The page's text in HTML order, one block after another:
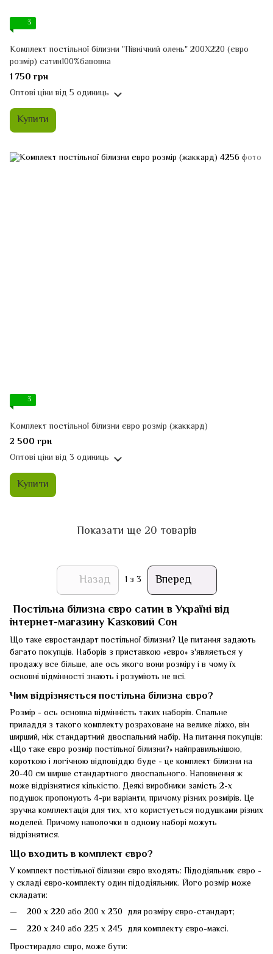
3
Комплект постільної білизни "Північний олень" 200Х220 (євро
розмір) сатин100%бавовна
1 750 грн
Оптові ціни від 5 одиниць
Купити
3
Комплект постільної білизни євро розмір (жаккард)
2 500 грн
Оптові ціни від 3 одиниць
Купити
Показати ще 20 товарів
Назад 1 з 3
Вперед
Постільна білизна євро сатин в Україні від
інтернет-магазину Казковий Сон
Що таке євростандарт постільної білизни? Це питання задають
багато покупців. Наборів з приставкою «євро» з'являється у
продажу все більше, але ось якого вони розміру і в чому їх
основні відмінності знають і розуміють не всі.
Чим відрізняється постільна білизна євро?
Розмір - ось основна відмінність таких наборів. Спальне
приладдя з такого комплекту розраховане на велике ліжко, він
ширший, ніж стандартний двоспальний набір. На питання покупців:
«Що таке євро розмір постільної білизни?» найправильнішою,
короткою і логічною відповіддю буде - це комплект білизни на
20-40 см ширше стандартного двоспального. Наповнення ж
може відрізнятися кількістю. Деякі виробники замість 2-х
подушок пропонують 4-ри варіанти, причому різних розмірів. Це
зручна комплектація для тих, хто користується подушками різних
моделей. Причому наволочки в одному наборі можуть
відрізнятися.
Що входить в комплект євро?
У комплект постільної білизни євро входять: Підодіяльник євро -
у складі євро-комплекту один підодіяльник. Його розмір може
складати:
200 х 220 або 200 х 230 для розміру євро-стандарт;
220 х 240 або 225 х 245 для комплекту євро-максі.
Простирадло євро, може бути: